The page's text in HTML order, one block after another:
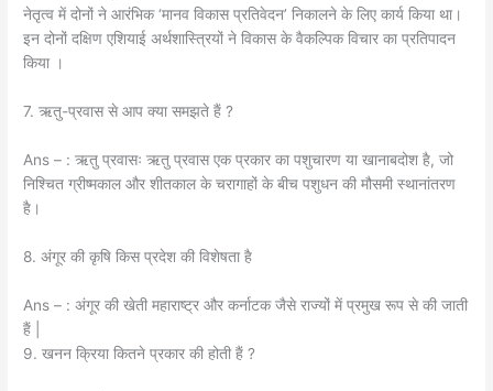
नेतृत्व में दोनों ने आरंभिक ‘मानव विकास प्रतिवेदन’ निकालने के लिए कार्य किया था।
इन दोनों दक्षिण एशियाई अर्थशास्त्रियों ने विकास के वैकल्पिक विचार का प्रतिपादन
किया ।
7. ऋतु-प्रवास से आप क्या समझते हैं ?
Ans – : ऋतु प्रवासः ऋतु प्रवास एक प्रकार का पशुचारण या खानाबदोश है, जो
निश्चित ग्रीष्मकाल और शीतकाल के चरागाहों के बीच पशुधन की मौसमी स्थानांतरण
है।
8. अंगूर की कृषि किस प्रदेश की विशेषता है
Ans – : अंगूर की खेती महाराष्ट्र और कर्नाटक जैसे राज्यों में प्रमुख रूप से की जाती
हैं |
9. खनन क्रिया कितने प्रकार की होती हैं ?